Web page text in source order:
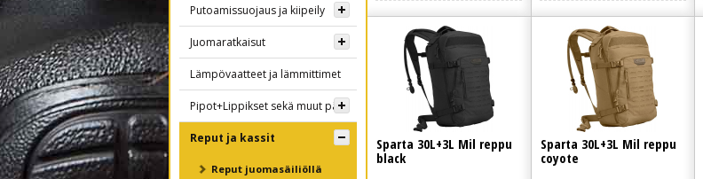
Putoamissuojaus ja kiipeily
Juomaratkaisut
Lämpövaatteet ja lämmittimet
Pipot+Lippikset sekä muut päähineet
Reput ja kassit
Reput juomasäiliöllä
Sparta 30L+3L Mil reppu
black
Sparta 30L+3L Mil reppu
coyote